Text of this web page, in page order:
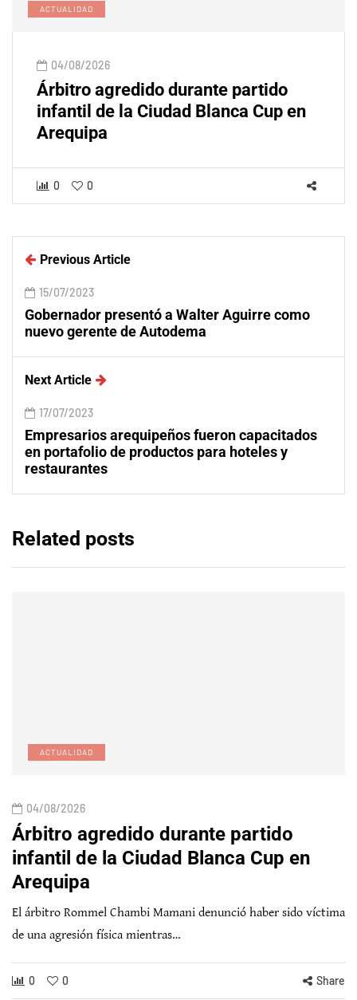
ACTUALIDAD
04/08/2026
Árbitro agredido durante partido
infantil de la Ciudad Blanca Cup en
Arequipa
0 0
Previous Article
15/07/2023
Gobernador presentó a Walter Aguirre como
nuevo gerente de Autodema
Next Article
17/07/2023
Empresarios arequipeños fueron capacitados
en portafolio de productos para hoteles y
restaurantes
Related posts
ACTUALIDAD
04/08/2026
Árbitro agredido durante partido
infantil de la Ciudad Blanca Cup en
Arequipa
El árbitro Rommel Chambi Mamani denunció haber sido víctima
de una agresión física mientras…
0 0 Share